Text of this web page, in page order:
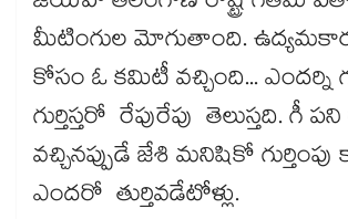
మీటింగుల మోగుతాంది.
కోసం ఓ కమిటీ వచ్చింది... ఎందర్ని
గుర్తిస్తరో రేపురేపు తెలుస్తది. గీ పని
వచ్చినప్పుడే జేశి మనిషికో
ఎందరో తుర్తివడేటోళ్లు.